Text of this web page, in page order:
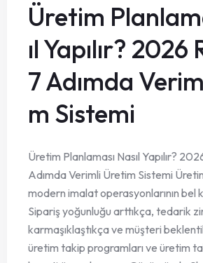
Üretim
ıl Yapılır?
7 Adımda
m Sistemi
Üretim Planlaması Nasıl Yapılır?
Adımda Verimli Üretim Sistemi
modern imalat operasyonlarının bel
Sipariş yoğunluğu arttıkça, tedarik
karmaşıklaştıkça ve müşteri
üretim takip programları ve üretim